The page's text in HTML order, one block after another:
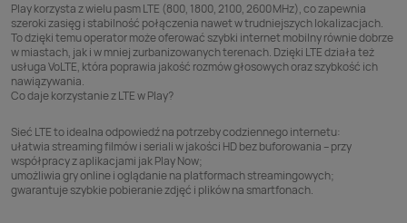
Play korzysta z wielu pasm LTE (800, 1800, 2100, 2600 MHz), co zapewnia
szeroki zasięg i stabilność połączenia nawet w trudniejszych lokalizacjach.
To dzięki temu operator może oferować szybki internet mobilny równie dobrze
w miastach, jak i w mniej zurbanizowanych terenach. Dzięki LTE działa też
usługa VoLTE, która poprawia jakość rozmów głosowych oraz szybkość ich
nawiązywania.
Co daje korzystanie z LTE w Play?
Sieć LTE to idealna odpowiedź na potrzeby codziennego internetu:
ułatwia streaming filmów i seriali w jakości HD bez buforowania – przy
współpracy z aplikacjami jakPlay Now;
umożliwia gry online i oglądanie na platformach streamingowych;
gwarantuje szybkie pobieranie zdjęć i plików na smartfonach.